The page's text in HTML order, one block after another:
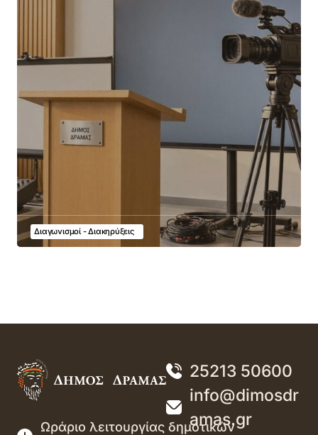
Διαγωνισμοί - Διακηρύξεις
25213 50600
info@dimosdr
amas.gr
Ωράριο λειτουργίας δημοτικών